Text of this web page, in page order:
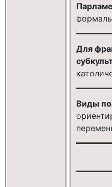
Для
Виды